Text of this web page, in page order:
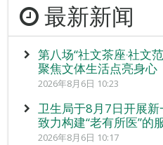
最新新闻
第八场“社文茶座‧社文
聚焦文体生活点亮身
2026年8月6日 10:23
卫生局于8月7日开展新
致力构建“老有所医”的
2026年8月6日 10:17